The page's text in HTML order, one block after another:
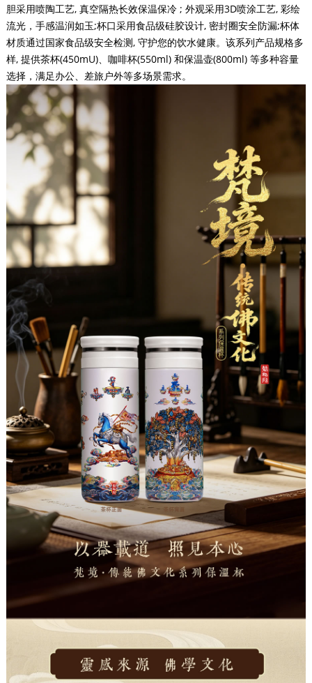
胆采用喷陶工艺, 真空隔热长效保温保冷 ; 外观采用3D喷涂工艺, 彩绘
流光，手感温润如玉;杯口采用食品级硅胶设计, 密封圈安全防漏;杯体
材质通过国家食品级安全检测, 守护您的饮水健康。该系列产品规格多
样, 提供茶杯(450mU)、咖啡杯(550ml) 和保温壶(800ml) 等多种容量
选择，满足办公、差旅户外等多场景需求。